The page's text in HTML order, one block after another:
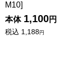
M10]
本体 1,100円
税込 1,188円